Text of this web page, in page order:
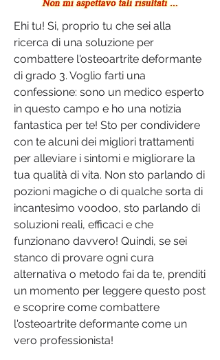
Ehi tu! Si, proprio tu che sei alla
ricerca di una soluzione per
combattere l'osteoartrite deformante
di grado 3. Voglio farti una
confessione: sono un medico esperto
in questo campo e ho una notizia
fantastica per te! Sto per condividere
con te alcuni dei migliori trattamenti
per alleviare i sintomi e migliorare la
tua qualità di vita. Non sto parlando di
pozioni magiche o di qualche sorta di
incantesimo voodoo, sto parlando di
soluzioni reali, efficaci e che
funzionano davvero! Quindi, se sei
stanco di provare ogni cura
alternativa o metodo fai da te, prenditi
un momento per leggere questo post
e scoprire come combattere
l'osteoartrite deformante come un
vero professionista!